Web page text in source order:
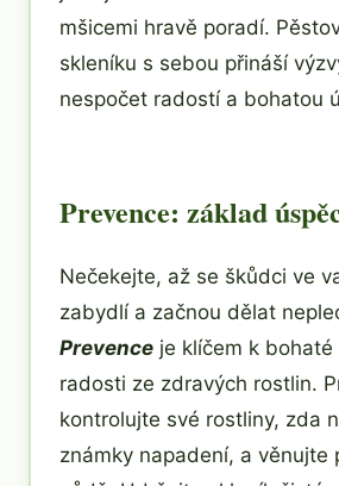
mšicemi hravě poradí.
skleníku s sebou přináší
nespočet radostí a bohatou
Prevence: základ
Nečekejte, až se škůdci ve
zabydlí a začnou dělat
Prevence je klíčem k bohaté
radosti ze zdravých rostlin.
kontrolujte své rostliny, zda
známky napadení, a věnujte